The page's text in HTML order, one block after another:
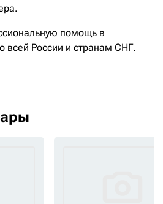
помощь в
всей России и странам СНГ.